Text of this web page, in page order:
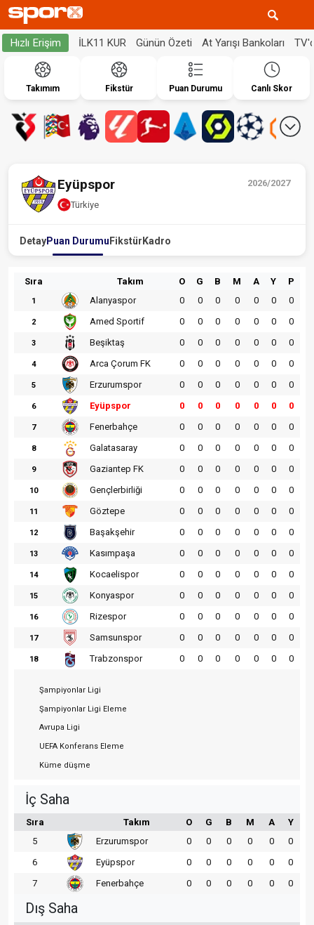
Hızlı Erişim İLK11 KUR Günün Özeti At Yarışı Bankoları
Takımım Fikstür Puan Durumu Canlı Skor
2026/2027
Eyüpspor
Türkiye
DetayPuan Durumu Fikstür Kadro
Sıra Takım O G B M A Y P
1 Alanyaspor 0 0 0 0 0 0 0
2 Amed Sportif 0 0 0 0 0 0 0
3 Beşiktaş 0 0 0 0 0 0 0
4 Arca Çorum FK 0 0 0 0 0 0 0
5 Erzurumspor 0 0 0 0 0 0 0
6 Eyüpspor 0 0 0 0 0 0 0
7 Fenerbahçe 0 0 0 0 0 0 0
8 Galatasaray 0 0 0 0 0 0 0
9 Gaziantep FK 0 0 0 0 0 0 0
10 Gençlerbirliği 0 0 0 0 0 0 0
11 Göztepe 0 0 0 0 0 0 0
12 Başakşehir 0 0 0 0 0 0 0
13 Kasımpaşa 0 0 0 0 0 0 0
14 Kocaelispor 0 0 0 0 0 0 0
15 Konyaspor 0 0 0 0 0 0 0
16 Rizespor 0 0 0 0 0 0 0
17 Samsunspor 0 0 0 0 0 0 0
18 Trabzonspor 0 0 0 0 0 0 0
Şampiyonlar Ligi
Şampiyonlar Ligi Eleme
Avrupa Ligi
UEFA Konferans Eleme
Küme düşme
İç Saha
Sıra Takım O G B M A
Y
5
Erzurumspor 0 0 0 0 0
0
6
Eyüpspor 0 0 0 0 0
0
7
Fenerbahçe 0 0 0 0 0 0
Dış Saha